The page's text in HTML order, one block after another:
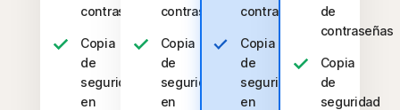
contraseñas
Copia
de
seguridad
en
contraseñas
Copia
de
seguridad
en
contraseñas
Copia
de
seguridad
en
de
contraseñas
Copia
de
seguridad